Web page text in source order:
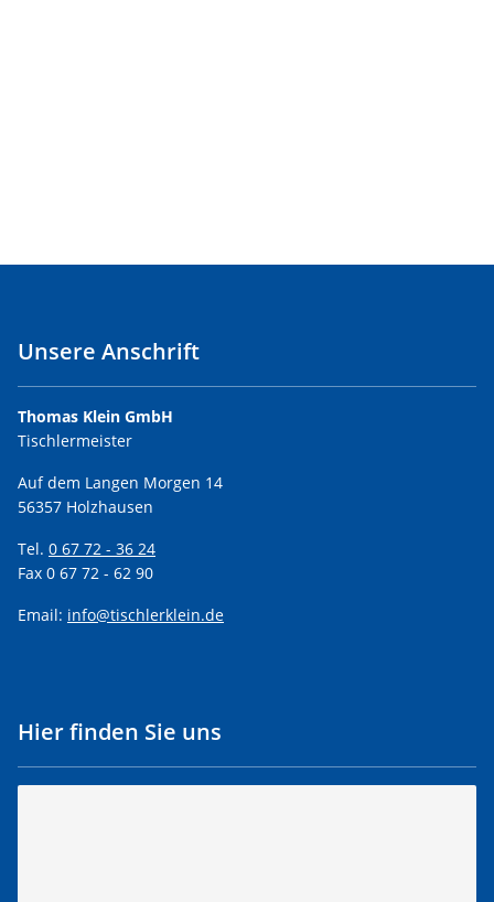
Unsere Anschrift
Thomas Klein GmbH
Tischlermeister
Auf dem Langen Morgen 14
56357 Holzhausen
Tel. 0 67 72 - 36 24
Fax 0 67 72 - 62 90
Email: info@tischlerklein.de
Hier finden Sie uns